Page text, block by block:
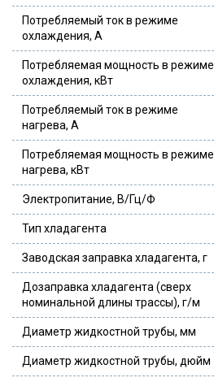
Потребляемый ток в режиме
охлаждения, А
Потребляемая мощность в режиме
охлаждения, кВт
Потребляемый ток в режиме
нагрева, А
Потребляемая мощность в режиме
нагрева, кВт
Электропитание, В/Гц/Ф
Тип хладагента
Заводская заправка хладагента, г
Дозаправка хладагента (сверх
номинальной длины трассы), г/м
Диаметр жидкостной трубы, мм
Диаметр жидкостной трубы, дюйм